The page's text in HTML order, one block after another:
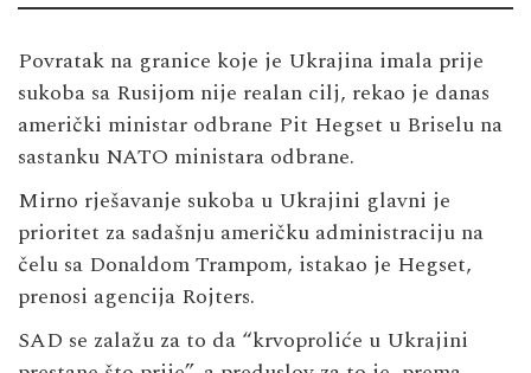
Povratak na granice koje je Ukrajina imala prije
sukoba sa Rusijom nije realan cilj, rekao je danas
američki ministar odbrane Pit Hegset u Briselu na
sastanku NATO ministara odbrane.
Mirno rješavanje sukoba u Ukrajini glavni je
prioritet za sadašnju američku administraciju na
čelu sa Donaldom Trampom, istakao je Hegset,
prenosi agencija Rojters.
SAD se zalažu za to da “krvoproliće u Ukrajini